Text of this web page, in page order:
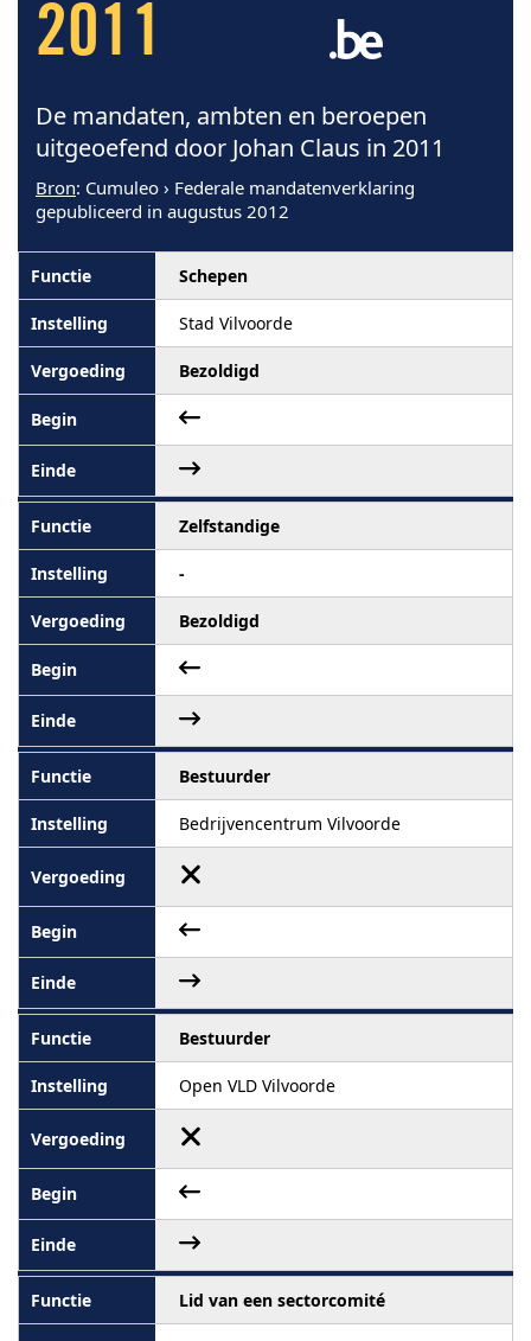
2011
De mandaten, ambten en beroepen
uitgeoefend door Johan Claus in 2011
Bron: Cumuleo › Federale mandatenverklaring
gepubliceerd in augustus 2012
Schepen
Stad Vilvoorde
Bezoldigd
Zelfstandige
-
Bezoldigd
Bestuurder
Bedrijvencentrum Vilvoorde
Bestuurder
Open VLD Vilvoorde
Lid van een sectorcomité